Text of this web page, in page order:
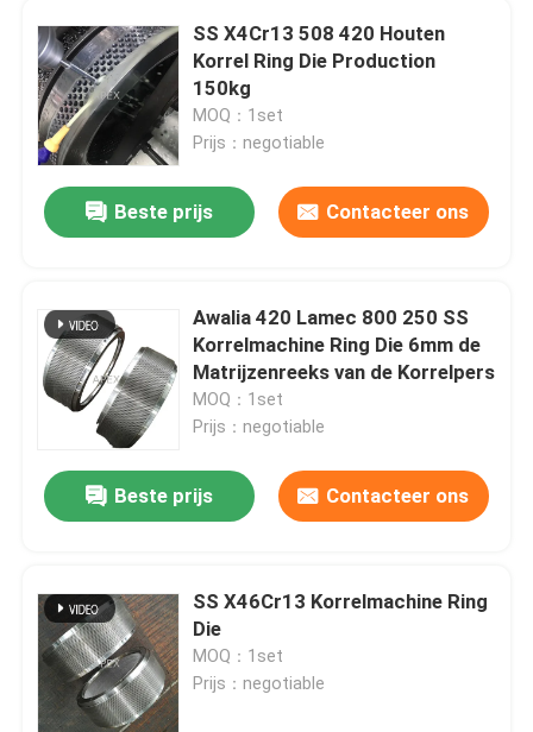
SS X4Cr13 508 420 Houten
Korrel Ring Die Production
150kg
MOQ：1set
Prijs：negotiable
Beste prijs Contacteer ons
Awalia 420 Lamec 800 250 SS
Korrelmachine Ring Die 6mm de
Matrijzenreeks van de Korrelpers
MOQ：1set
Prijs：negotiable
Beste prijs Contacteer ons
SS X46Cr13 Korrelmachine Ring
Die
MOQ：1set
Prijs：negotiable